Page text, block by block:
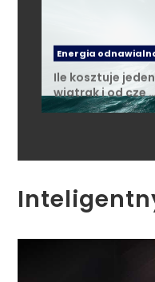
Energia
Ile kosztuje jeden
wiatrak i od cze